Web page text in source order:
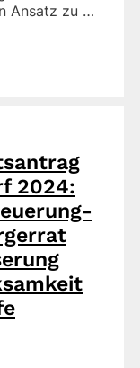
Ansatz zu …
2024: